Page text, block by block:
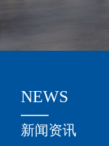
关于我们
新闻资讯
NEWS